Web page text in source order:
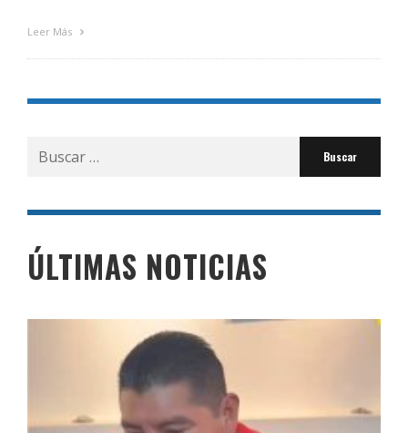
Leer Más
Buscar
por:
ÚLTIMAS NOTICIAS